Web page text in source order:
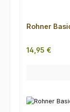
Rohner
Regulärer
14,95 €